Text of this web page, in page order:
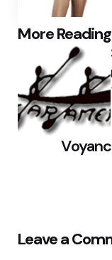
More Reading
Post
navigation
Leave a